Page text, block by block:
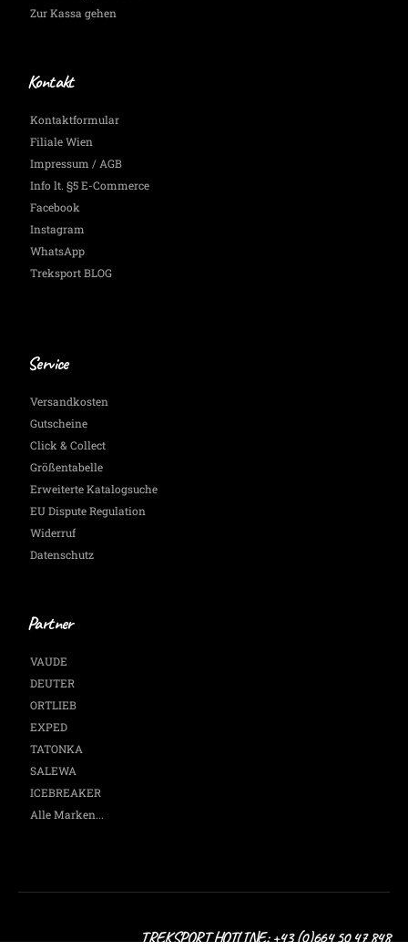
Zur Kassa gehen
Kontakt
Kontaktformular
Filiale Wien
Impressum / AGB
Info lt. §5 E-Commerce
Facebook
Instagram
WhatsApp
Treksport BLOG
Service
Versandkosten
Gutscheine
Click & Collect
Größentabelle
Erweiterte Katalogsuche
EU Dispute Regulation
Widerruf
Datenschutz
Partner
VAUDE
DEUTER
ORTLIEB
EXPED
TATONKA
SALEWA
ICEBREAKER
Alle Marken...
TREKSPORT HOTLINE: +43 (0)664 50 47 848